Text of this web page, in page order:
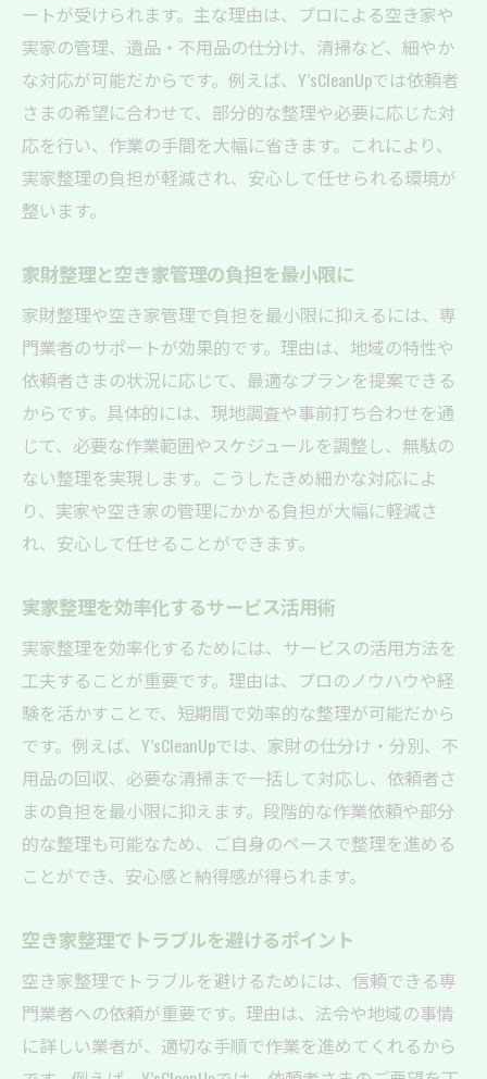
ートが受けられます。主な理由は、プロによる空き家や
実家の管理、遺品・不用品の仕分け、清掃など、細やか
な対応が可能だからです。例えば、Y’sCleanUpでは依頼者
さまの希望に合わせて、部分的な整理や必要に応じた対
応を行い、作業の手間を大幅に省きます。これにより、
実家整理の負担が軽減され、安心して任せられる環境が
整います。
家財整理と空き家管理の負担を最小限に
家財整理や空き家管理で負担を最小限に抑えるには、専
門業者のサポートが効果的です。理由は、地域の特性や
依頼者さまの状況に応じて、最適なプランを提案できる
からです。具体的には、現地調査や事前打ち合わせを通
じて、必要な作業範囲やスケジュールを調整し、無駄の
ない整理を実現します。こうしたきめ細かな対応によ
り、実家や空き家の管理にかかる負担が大幅に軽減さ
れ、安心して任せることができます。
実家整理を効率化するサービス活用術
実家整理を効率化するためには、サービスの活用方法を
工夫することが重要です。理由は、プロのノウハウや経
験を活かすことで、短期間で効率的な整理が可能だから
です。例えば、Y’sCleanUpでは、家財の仕分け・分別、不
用品の回収、必要な清掃まで一括して対応し、依頼者さ
まの負担を最小限に抑えます。段階的な作業依頼や部分
的な整理も可能なため、ご自身のペースで整理を進める
ことができ、安心感と納得感が得られます。
空き家整理でトラブルを避けるポイント
空き家整理でトラブルを避けるためには、信頼できる専
門業者への依頼が重要です。理由は、法令や地域の事情
に詳しい業者が、適切な手順で作業を進めてくれるから